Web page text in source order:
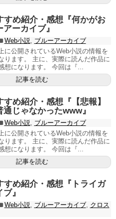
すめ紹介・感想『何かがお
ーカイブ』
Web小説, ブルーアーカイブ
に公開されているWeb小説の情報を
ります。 主に、実際に読んだ作品に
想になります。 今回は『...
記事を読む
め紹介・感想『【悲報】
通じゃなかったwww』
Web小説, ブルーアーカイブ
に公開されているWeb小説の情報を
ります。 主に、実際に読んだ作品に
想になります。 今回は『...
記事を読む
すめ紹介・感想『トライガ
』
Web小説, ブルーアーカイブ, クロス